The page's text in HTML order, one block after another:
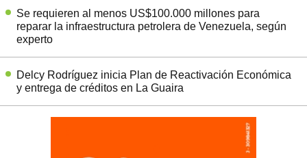
Se requieren al menos US$100.000 millones para
reparar la infraestructura petrolera de Venezuela, según
experto
Delcy Rodríguez inicia Plan de Reactivación Económica
y entrega de créditos en La Guaira